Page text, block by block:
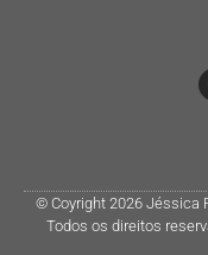
© Coyright 2026 Jéssica
Todos os direitos